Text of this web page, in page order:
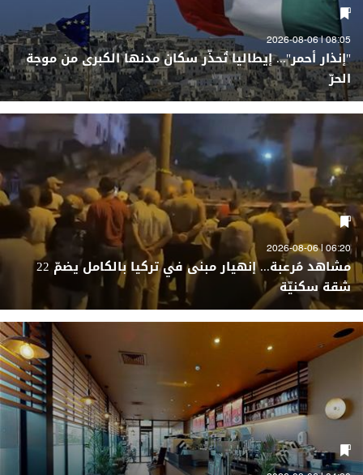
08:05 | 2026-08-06
"إنذار أحمر"... إيطاليا تُحذّر سكان مدنها الكبرى من موجة
الحرّ
06:20 | 2026-08-06
مشاهد مُرعبة... إنهيار مبنى في تركيا بالكامل يضمّ 22
شقة سكنيّة